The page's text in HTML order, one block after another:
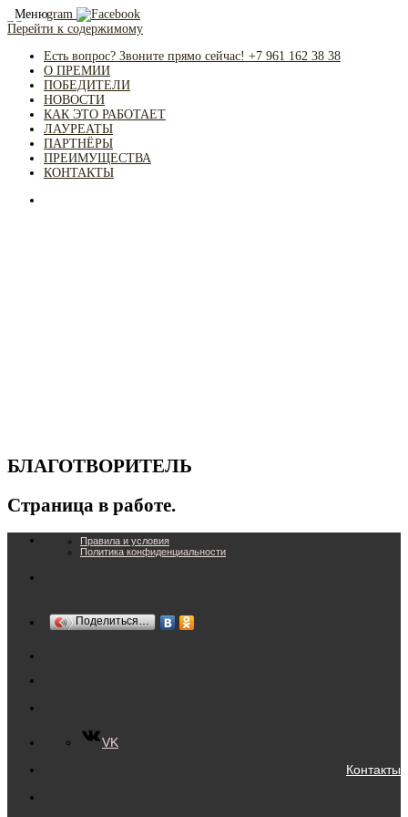
Меню
Перейти к содержимому
Есть вопрос? Звоните прямо сейчас! +7 961 162 38 38
О ПРЕМИИ
ПОБЕДИТЕЛИ
НОВОСТИ
КАК ЭТО РАБОТАЕТ
ЛАУРЕАТЫ
ПАРТНЁРЫ
ПРЕИМУЩЕСТВА
КОНТАКТЫ
БЛАГОТВОРИТЕЛЬ
Страница в работе.
Правила и условия
Политика конфиденциальности
Поделиться…
VK
Контакты